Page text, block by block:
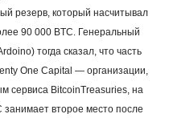
резерв, который насчитывал
90 000 BTC. Генеральный
тогда сказал, что часть
One Capital — организации,
сервиса BitcoinTreasuries, на
занимает второе место после